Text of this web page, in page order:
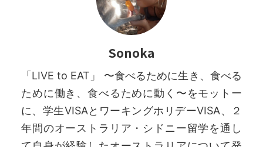
Sonoka
「LIVE to EAT」 〜食べるために生き、食べる
ために働き、食べるために動く〜をモットー
に、学生VISAとワーキングホリデーVISA、２
年間のオーストラリア・シドニー留学を通し